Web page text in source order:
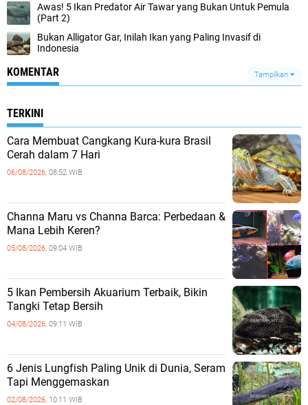
Awas! 5 Ikan Predator Air Tawar yang Bukan Untuk Pemula
(Part 2)
Bukan Alligator Gar, Inilah Ikan yang Paling Invasif di
Indonesia
KOMENTAR Tampilkan
TERKINI
Cara Membuat Cangkang Kura-kura Brasil
Cerah dalam 7 Hari
06/08/2026, 08:52 WIB
Channa Maru vs Channa Barca: Perbedaan &
Mana Lebih Keren?
05/08/2026, 09:04 WIB
5 Ikan Pembersih Akuarium Terbaik, Bikin
Tangki Tetap Bersih
04/08/2026, 09:11 WIB
6 Jenis Lungfish Paling Unik di Dunia, Seram
Tapi Menggemaskan
02/08/2026, 10:11 WIB